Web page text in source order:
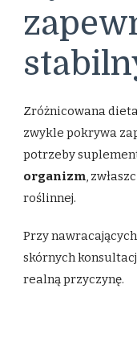
Zróżnicowana
zwykle pokrywa
potrzeby
organizm,
roślinnej.
Przy
skórnych
realną przyczynę.